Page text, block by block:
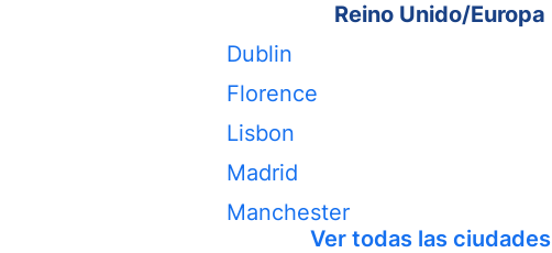
Reino Unido/Europa
Dublin
Florence
Lisbon
Madrid
Manchester
Ver todas las ciudades